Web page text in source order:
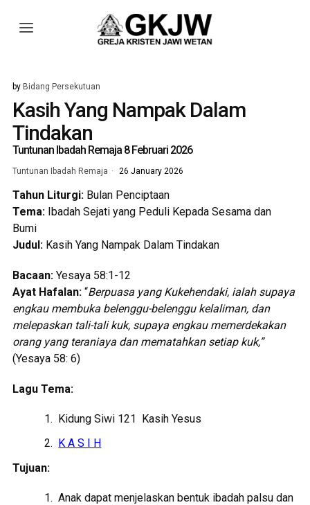
by Bidang Persekutuan
Kasih Yang Nampak Dalam
Tindakan
Tuntunan Ibadah Remaja 8 Februari 2026
Tuntunan Ibadah Remaja 26 January 2026
Tahun Liturgi: Bulan Penciptaan
Tema: Ibadah Sejati yang Peduli Kepada Sesama dan
Bumi
Judul: Kasih Yang Nampak Dalam Tindakan
Bacaan: Yesaya 58:1-12
Ayat Hafalan:“Berpuasa yang Kukehendaki, ialah supaya
engkau membuka belenggu-belenggu kelaliman, dan
melepaskan tali-tali kuk, supaya engkau memerdekakan
orang yang teraniaya dan mematahkan setiap kuk,”
(Yesaya 58: 6)
Lagu Tema:
Kidung Siwi 121 Kasih Yesus
K A S I H
Tujuan:
Anak dapat menjelaskan bentuk ibadah palsu dan